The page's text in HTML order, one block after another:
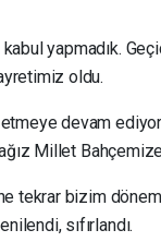
kabul yapmadık.
oldu.
devam
Millet
tekrar bizim
sıfırlandı.